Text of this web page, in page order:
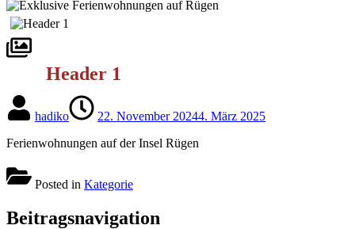
Header 1
hadiko 22. November 20244. März 2025
Ferienwohnungen auf der Insel Rügen
Posted in Kategorie
Beitragsnavigation